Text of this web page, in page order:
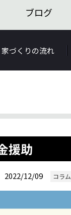
ブログ
家づくりの流れ
援助
2022/12/09 コラム